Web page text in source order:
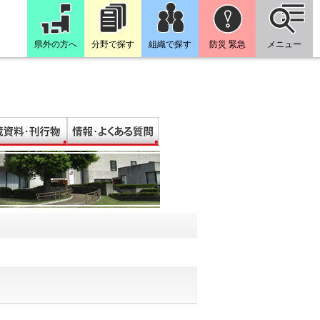
県外の方へ 分野で探す 組織で探す 防災 緊急 メニュー